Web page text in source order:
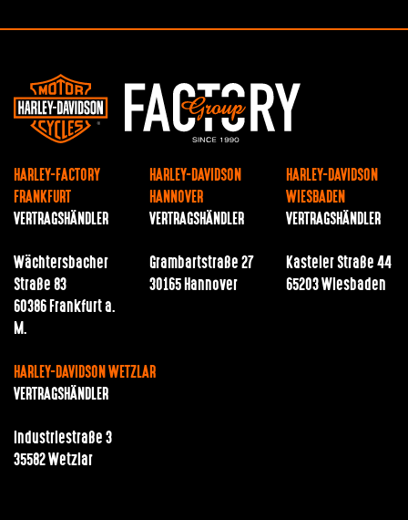
HARLEY-FACTORY
FRANKFURT
VERTRAGSHÄNDLER
Wächtersbacher
Straße 83
60386 Frankfurt a.
M.
HARLEY-DAVIDSON
HANNOVER
VERTRAGSHÄNDLER
Grambartstraße 27
30165 Hannover
HARLEY-DAVIDSON
WIESBADEN
VERTRAGSHÄNDLER
Kasteler Straße 44
65203 Wiesbaden
HARLEY-DAVIDSON WETZLAR
VERTRAGSHÄNDLER
Industriestraße 3
35582 Wetzlar